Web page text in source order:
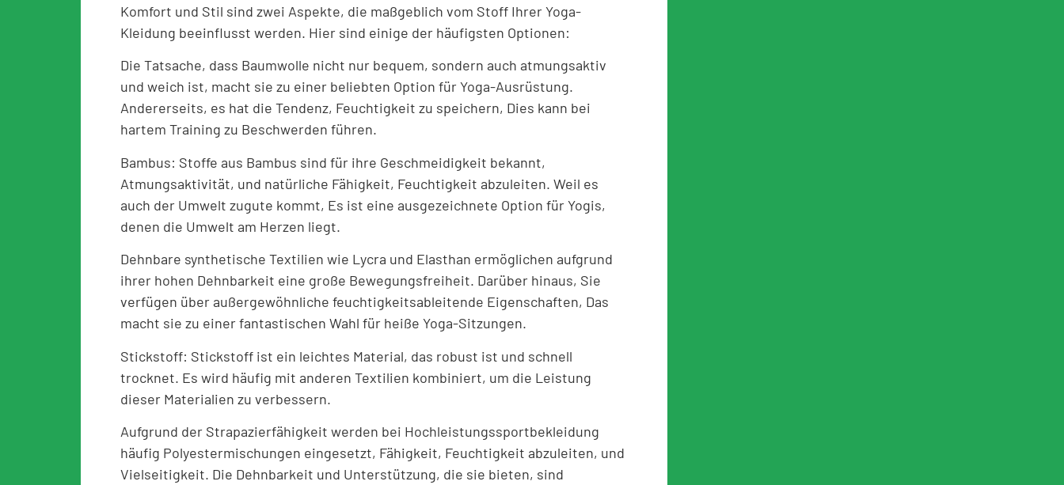
Komfort und Stil sind zwei Aspekte, die maßgeblich vom Stoff Ihrer Yoga-
Kleidung beeinflusst werden. Hier sind einige der häufigsten Optionen:
Die Tatsache, dass Baumwolle nicht nur bequem, sondern auch atmungsaktiv
und weich ist, macht sie zu einer beliebten Option für Yoga-Ausrüstung.
Andererseits, es hat die Tendenz, Feuchtigkeit zu speichern, Dies kann bei
hartem Training zu Beschwerden führen.
Bambus: Stoffe aus Bambus sind für ihre Geschmeidigkeit bekannt,
Atmungsaktivität, und natürliche Fähigkeit, Feuchtigkeit abzuleiten. Weil es
auch der Umwelt zugute kommt, Es ist eine ausgezeichnete Option für Yogis,
denen die Umwelt am Herzen liegt.
Dehnbare synthetische Textilien wie Lycra und Elasthan ermöglichen aufgrund
ihrer hohen Dehnbarkeit eine große Bewegungsfreiheit. Darüber hinaus, Sie
verfügen über außergewöhnliche feuchtigkeitsableitende Eigenschaften, Das
macht sie zu einer fantastischen Wahl für heiße Yoga-Sitzungen.
Stickstoff: Stickstoff ist ein leichtes Material, das robust ist und schnell
trocknet. Es wird häufig mit anderen Textilien kombiniert, um die Leistung
dieser Materialien zu verbessern.
Aufgrund der Strapazierfähigkeit werden bei Hochleistungssportbekleidung
häufig Polyestermischungen eingesetzt, Fähigkeit, Feuchtigkeit abzuleiten, und
Vielseitigkeit. Die Dehnbarkeit und Unterstützung, die sie bieten, sind